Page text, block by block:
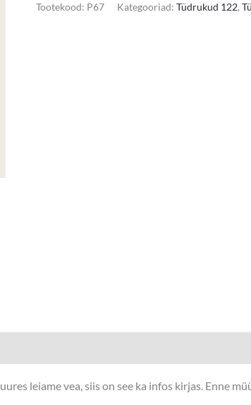
Tootekood: P67 Kategooriad: Tüdrukud 122,
leiame vea, siis on see ka infos kirjas. Enne